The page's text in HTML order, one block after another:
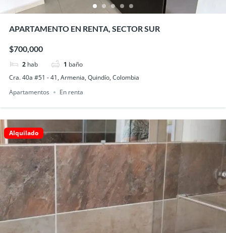
APARTAMENTO EN RENTA, SECTOR SUR
$700,000
2 hab 1 baño
Cra. 40a #51 - 41, Armenia, Quindío, Colombia
Apartamentos
En renta
Alquilado